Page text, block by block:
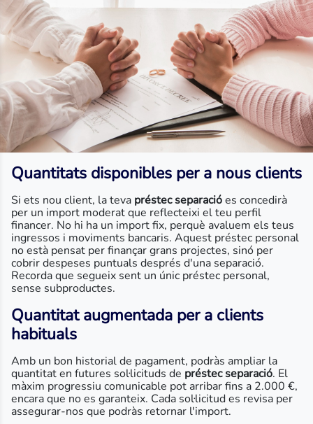
Quantitats disponibles per a nous clients
Si ets nou client, la teva préstec separacióes concedirà
per un import moderat que reflecteixi el teu perfil
financer. No hi ha un import fix, perquè avaluem els teus
ingressos i moviments bancaris. Aquest préstec personal
no està pensat per finançar grans projectes, sinó per
cobrir despeses puntuals després d'una separació.
Recorda que segueix sent un únic préstec personal,
sense subproductes.
Quantitat augmentada per a clients
habituals
Amb un bon historial de pagament, podràs ampliar la
quantitat en futures sol·licituds de préstec separació. El
màxim progressiu comunicable pot arribar fins a 2.000 €,
encara que no es garanteix. Cada sol·licitud es revisa per
assegurar-nos que podràs retornar l'import.